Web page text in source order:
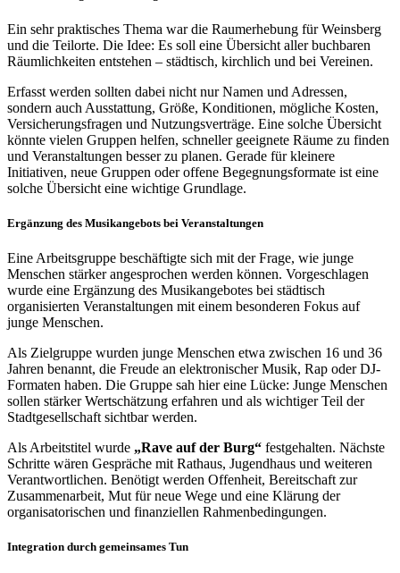
Ein sehr praktisches Thema war die Raumerhebung für Weinsberg
und die Teilorte. Die Idee: Es soll eine Übersicht aller buchbaren
Räumlichkeiten entstehen – städtisch, kirchlich und bei Vereinen.
Erfasst werden sollten dabei nicht nur Namen und Adressen,
sondern auch Ausstattung, Größe, Konditionen, mögliche Kosten,
Versicherungsfragen und Nutzungsverträge. Eine solche Übersicht
könnte vielen Gruppen helfen, schneller geeignete Räume zu finden
und Veranstaltungen besser zu planen. Gerade für kleinere
Initiativen, neue Gruppen oder offene Begegnungsformate ist eine
solche Übersicht eine wichtige Grundlage.
Ergänzung des Musikangebots bei Veranstaltungen
Eine Arbeitsgruppe beschäftigte sich mit der Frage, wie junge
Menschen stärker angesprochen werden können. Vorgeschlagen
wurde eine Ergänzung des Musikangebotes bei städtisch
organisierten Veranstaltungen mit einem besonderen Fokus auf
junge Menschen.
Als Zielgruppe wurden junge Menschen etwa zwischen 16 und 36
Jahren benannt, die Freude an elektronischer Musik, Rap oder DJ-
Formaten haben. Die Gruppe sah hier eine Lücke: Junge Menschen
sollen stärker Wertschätzung erfahren und als wichtiger Teil der
Stadtgesellschaft sichtbar werden.
Als Arbeitstitel wurde „Rave auf der Burg“ festgehalten. Nächste
Schritte wären Gespräche mit Rathaus, Jugendhaus und weiteren
Verantwortlichen. Benötigt werden Offenheit, Bereitschaft zur
Zusammenarbeit, Mut für neue Wege und eine Klärung der
organisatorischen und finanziellen Rahmenbedingungen.
Integration durch gemeinsames Tun